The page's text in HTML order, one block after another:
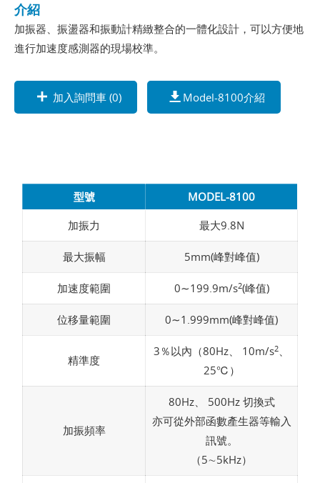
介紹
加振器、振盪器和振動計精緻整合的一體化設計，可以方便地
進行加速度感測器的現場校準。
加入詢問車 (0) Model-8100介紹
型號
MODEL-8100
加振力
最大9.8N
最大振幅 5mm(峰對峰值)
加速度範圍 0∼199.9m/s2(峰值)
位移量範圍 0∼1.999mm(峰對峰值)
精準度
3％以內（80Hz、 10m/s2、
25℃）
加振頻率
80Hz、 500Hz 切換式
亦可從外部函數產生器等輸入
訊號。
（5∼5kHz）